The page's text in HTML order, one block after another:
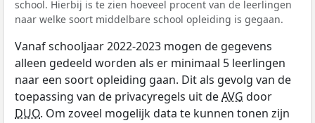
school. Hierbij is te zien hoeveel procent van de leerlingen
naar welke soort middelbare school opleiding is gegaan.
Vanaf schooljaar 2022-2023 mogen de gegevens
alleen gedeeld worden als er minimaal 5 leerlingen
naar een soort opleiding gaan. Dit als gevolg van de
toepassing van de privacyregels uit deAVG door
DUO. Om zoveel mogelijk data te kunnen tonen zijn